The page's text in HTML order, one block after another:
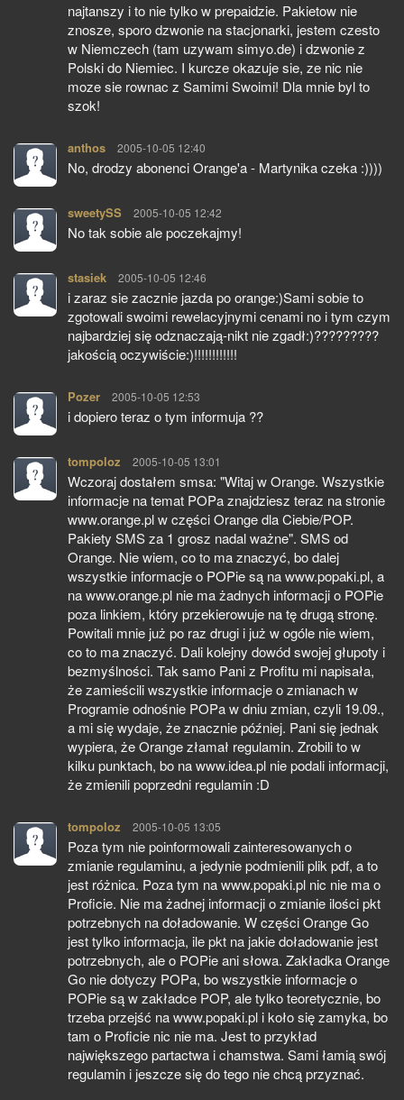
najtanszy i to nie tylko w prepaidzie. Pakietow nie
znosze, sporo dzwonie na stacjonarki, jestem czesto
w Niemczech (tam uzywam simyo.de) i dzwonie z
Polski do Niemiec. I kurcze okazuje sie, ze nic nie
moze sie rownac z Samimi Swoimi! Dla mnie byl to
szok!
anthos pisze:
2005-10-05 12:40
No, drodzy abonenci Orange'a - Martynika czeka :))))
sweetySS pisze:
2005-10-05 12:42
No tak sobie ale poczekajmy!
stasiek pisze:
2005-10-05 12:46
i zaraz sie zacznie jazda po orange:)Sami sobie to
zgotowali swoimi rewelacyjnymi cenami no i tym czym
najbardziej się odznaczają-nikt nie zgadł:)?????????
jakością oczywiście:)!!!!!!!!!!!!
Pozer pisze:
2005-10-05 12:53
i dopiero teraz o tym informuja ??
tompoloz pisze:
2005-10-05 13:01
Wczoraj dostałem smsa: "Witaj w Orange. Wszystkie
informacje na temat POPa znajdziesz teraz na stronie
www.orange.pl w części Orange dla Ciebie/POP.
Pakiety SMS za 1 grosz nadal ważne". SMS od
Orange. Nie wiem, co to ma znaczyć, bo dalej
wszystkie informacje o POPie są na www.popaki.pl, a
na www.orange.pl nie ma żadnych informacji o POPie
poza linkiem, który przekierowuje na tę drugą stronę.
Powitali mnie już po raz drugi i już w ogóle nie wiem,
co to ma znaczyć. Dali kolejny dowód swojej głupoty i
bezmyślności. Tak samo Pani z Profitu mi napisała,
że zamieścili wszystkie informacje o zmianach w
Programie odnośnie POPa w dniu zmian, czyli 19.09.,
a mi się wydaje, że znacznie później. Pani się jednak
wypiera, że Orange złamał regulamin. Zrobili to w
kilku punktach, bo na www.idea.pl nie podali informacji,
że zmienili poprzedni regulamin :D
tompoloz pisze:
2005-10-05 13:05
Poza tym nie poinformowali zainteresowanych o
zmianie regulaminu, a jedynie podmienili plik pdf, a to
jest różnica. Poza tym na www.popaki.pl nic nie ma o
Proficie. Nie ma żadnej informacji o zmianie ilości pkt
potrzebnych na doładowanie. W części Orange Go
jest tylko informacja, ile pkt na jakie doładowanie jest
potrzebnych, ale o POPie ani słowa. Zakładka Orange
Go nie dotyczy POPa, bo wszystkie informacje o
POPie są w zakładce POP, ale tylko teoretycznie, bo
trzeba przejść na www.popaki.pl i koło się zamyka, bo
tam o Proficie nic nie ma. Jest to przykład
największego partactwa i chamstwa. Sami łamią swój
regulamin i jeszcze się do tego nie chcą przyznać.